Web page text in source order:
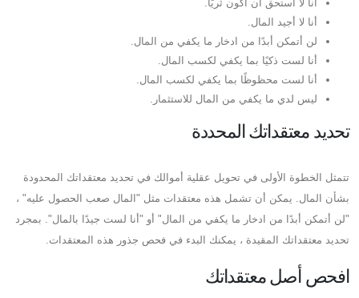
أنا لا أستحق أن أكون ثريًا.
أنا لا أجيد المال.
لن أتمكن أبدًا من ادخار ما يكفي من المال.
أنا لست ذكيًا بما يكفي لكسب المال.
أنا لست محظوظًا بما يكفي لكسب المال.
ليس لدي ما يكفي من المال للاستثمار.
تحديد معتقداتك المحددة
تتمثل الخطوة الأولى في تحويل عقلية أموالك في تحديد معتقداتك المحدودة
بشأن المال. يمكن أن تشمل هذه معتقدات مثل "المال صعب الحصول عليه" ،
"لن أتمكن أبدًا من ادخار ما يكفي من المال" أو "أنا لست جيدًا بالمال". بمجرد
تحديد معتقداتك المقيدة ، يمكنك البدء في فحص جذور هذه المعتقدات.
افحص أصل معتقداتك